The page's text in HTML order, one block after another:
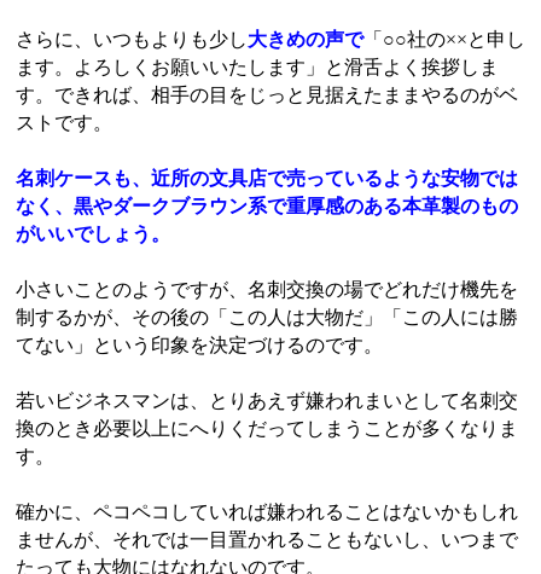
さらに、いつもよりも少し大きめの声で「○○社の××と申し
ます。よろしくお願いいたします」と滑舌よく挨拶しま
す。できれば、相手の目をじっと見据えたままやるのがベ
ストです。
名刺ケースも、近所の文具店で売っているような安物では
なく、黒やダークブラウン系で重厚感のある本革製のもの
がいいでしょう。
小さいことのようですが、名刺交換の場でどれだけ機先を
制するかが、その後の「この人は大物だ」「この人には勝
てない」という印象を決定づけるのです。
若いビジネスマンは、とりあえず嫌われまいとして名刺交
換のとき必要以上にへりくだってしまうことが多くなりま
す。
確かに、ペコペコしていれば嫌われることはないかもしれ
ませんが、それでは一目置かれることもないし、いつまで
たっても大物にはなれないのです。